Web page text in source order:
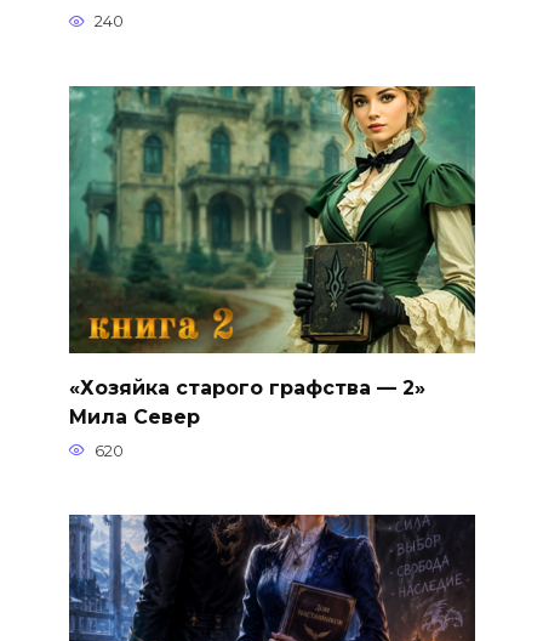
240
«Хозяйка старого графства — 2»
Мила Север
620